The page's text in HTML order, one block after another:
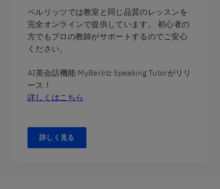
ベルリッツでは教室と同じ品質のレッスンを
完全オンラインで提供しています。 初心者の
方でもプロの教師がサポートするのでご安心
ください。
AI英会話機能 MyBerlitz Speaking Tutorがリリ
ース！
詳しくはこちら
詳しく見る